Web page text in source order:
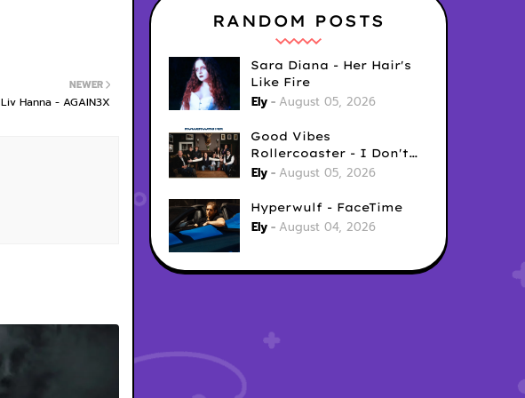
NEWER
Liv Hanna - AGAIN3X
RANDOM POSTS
Sara Diana - Her Hair's
Like Fire
Ely August 05, 2026
Good Vibes
Rollercoaster - I Don't
Care
Ely August 05, 2026
Hyperwulf - FaceTime
Ely August 04, 2026